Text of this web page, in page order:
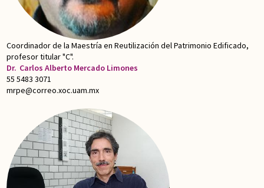
Coordinador de la Maestría en Reutilización del Patrimonio Edificado,
profesor titular "C".
Dr. Carlos Alberto Mercado Limones
55 5483 3071
mrpe@correo.xoc.uam.mx